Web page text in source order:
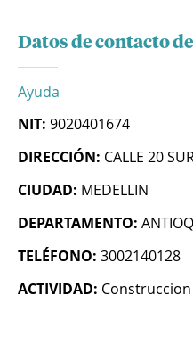
Datos de contacto
Ayuda
NIT: 9020401674
DIRECCIÓN: CALLE 20
CIUDAD: MEDELLIN
DEPARTAMENTO:
TELÉFONO: 3002140128
ACTIVIDAD: